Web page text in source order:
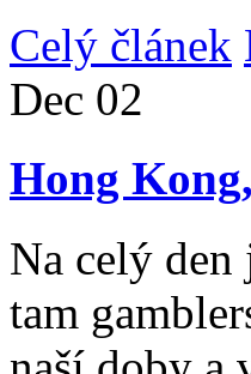
Celý článek
Dec 02
Hong
Na celý
tam